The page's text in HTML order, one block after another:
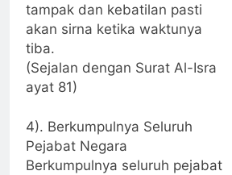
tampak dan kebatilan pasti
akan sirna ketika waktunya
tiba.
(Sejalan dengan Surat Al-Isra
ayat 81)
4). Berkumpulnya Seluruh
Pejabat Negara
Berkumpulnya seluruh pejabat